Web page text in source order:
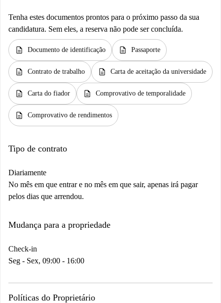
Tenha estes documentos prontos para o próximo passo da sua
candidatura. Sem eles, a reserva não pode ser concluída.
description Documento de identificação description Passaporte
description Contrato de trabalho description Carta de aceitação da universidade
description Carta do fiador description Comprovativo de temporalidade
description Comprovativo de rendimentos
Tipo de contrato
Diariamente
No mês em que entrar e no mês em que sair, apenas irá pagar
pelos dias que arrendou.
Mudança para a propriedade
Check-in
Seg - Sex, 09:00 - 16:00
Políticas do Proprietário